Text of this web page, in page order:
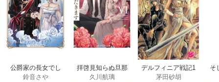
公爵家の長女でし
た
鈴音さや
拝啓見知らぬ旦那
様、離婚していた
久川航璃
デルフィニア戦記1
茅田砂胡
そ